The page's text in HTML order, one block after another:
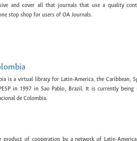
and cover all that journals that use a quality
stop shop for users of OA Journals.
is a virtual library for Latin-America, the Caribbean,
in 1997 in Sao Pablo, Brazil. It is currently being
de Colombia.
product of cooperation by a network of Latin-